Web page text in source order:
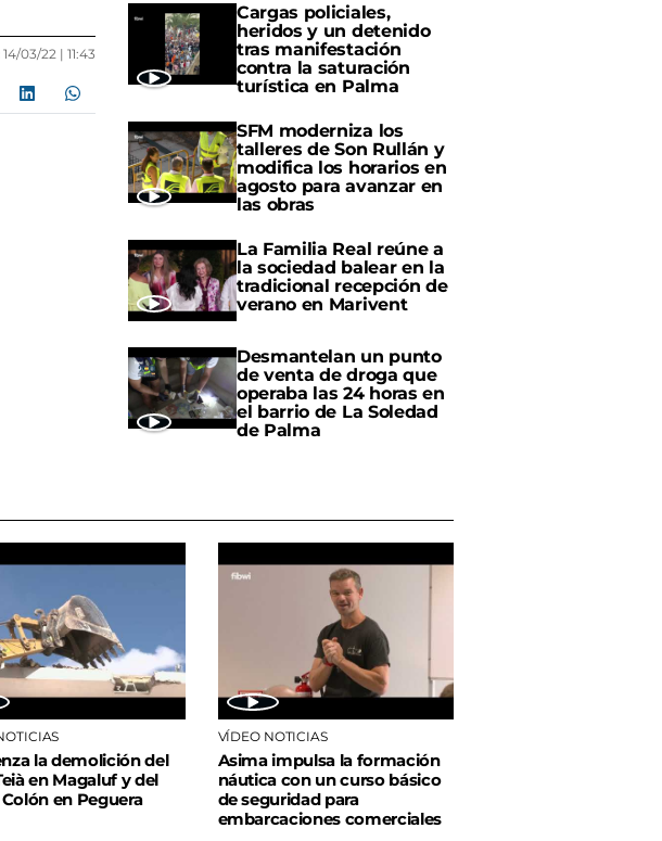
14/03/22 | 11:43
Cargas policiales,
heridos y un detenido
tras manifestación
contra la saturación
turística en Palma
SFM moderniza los
talleres de Son Rullán y
modifica los horarios en
agosto para avanzar en
las obras
La Familia Real reúne a
la sociedad balear en la
tradicional recepción de
verano en Marivent
Desmantelan un punto
de venta de droga que
operaba las 24 horas en
el barrio de La Soledad
de Palma
la demolición del
en Magaluf y del
en Peguera
VÍDEO NOTICIAS
Asima impulsa la formación
náutica con un curso básico
de seguridad para
embarcaciones comerciales